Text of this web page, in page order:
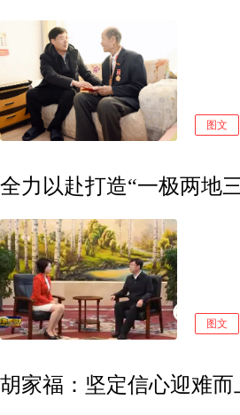
图文
图文
胡家福：坚定信心迎难